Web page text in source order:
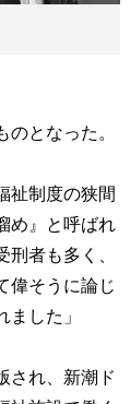
となった。
祉制度の狭間
め』と呼ばれ
者も多く、
偉そうに論じ
した」
され、新潮ド